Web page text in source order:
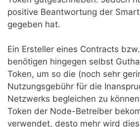
positive Beantwortung der
gegeben hat.
Ein Ersteller eines Contracts
benötigen hingegen selbst
Token, um so die (noch sehr
Nutzungsgebühr für die
Netzwerks begleichen zu
Token der Node-Betreiber
verwendet, desto mehr wird